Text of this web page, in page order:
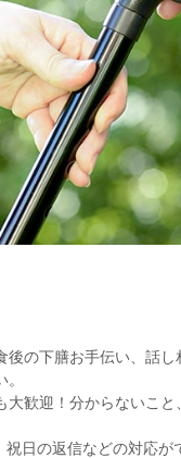
下膳お手伝い、話し
歓迎！分からないこ
日の返信などの対応が